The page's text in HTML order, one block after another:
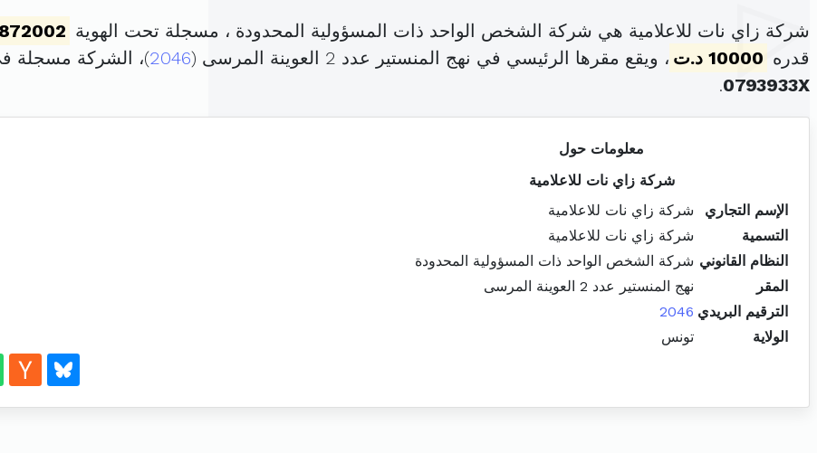
شركة زاي نات للاعلامية هي شركة الشخص الواحد ذات المسؤولية المحدودة ، مسجلة تحت الهوية
قدره 10000 د.ت ، ويقع مقرها الرئيسي في نهج المنستير عدد 2 العوينة المرسى ( 2046)، الشركة مسجلة
0793933X
.
معلومات حول
شركة زاي نات للاعلامية
الإسم التجاري
شركة زاي نات للاعلامية
التسمية
شركة زاي نات للاعلامية
النظام القانوني شركة الشخص الواحد ذات المسؤولية المحدودة
المقر
نهج المنستير عدد 2 العوينة المرسى
الترقيم البريدي 2046
الولاية
تونس